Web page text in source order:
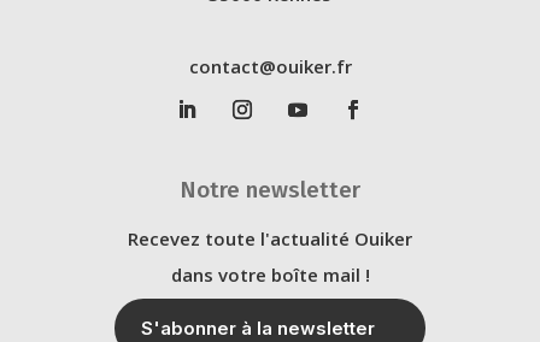
contact@ouiker.fr
Notre newsletter
Recevez toute l'actualité Ouiker
dans votre boîte mail !
S'abonner à la newsletter